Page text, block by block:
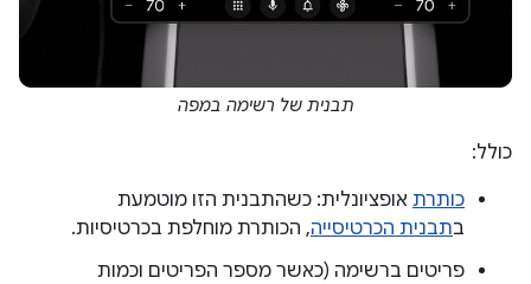
תבנית של רשימה במפה
כולל:
כותרת אופציונלית: כשהתבנית הזו מוטמעת
בתבנית הכרטיסייה, הכותרת מוחלפת בכרטיסיות.
פריטים ברשימה (כאשר מספר הפריטים וכמות